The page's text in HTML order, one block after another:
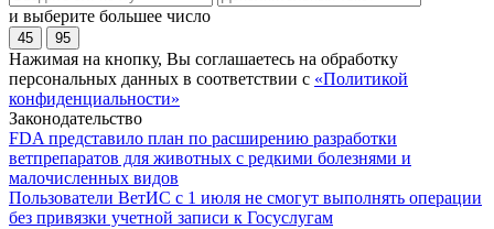
и выберите большее число
45 95
Нажимая на кнопку, Вы соглашаетесь на обработку
персональных данных в соответствии с «Политикой
конфиденциальности»
Законодательство
FDA представило план по расширению разработки
ветпрепаратов для животных с редкими болезнями и
малочисленных видов
Пользователи ВетИС с 1 июля не смогут выполнять операции
без привязки учетной записи к Госуслугам